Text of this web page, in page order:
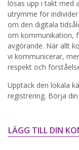
tillbaka
lösas upp i takt med
utrymme för
om den digitala
om kommunikation,
avgörande. När allt
vi kommunicerar,
respekt och
Upptäck den lokala
registrering. Börja
LÄGG TILL DIN